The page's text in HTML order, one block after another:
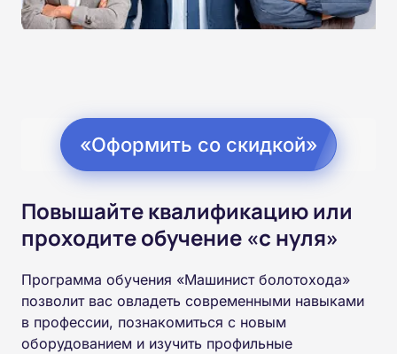
«Оформить со скидкой»
Повышайте квалификацию или
проходите обучение «с нуля»
Программа обучения «Машинист болотохода»
позволит вас овладеть современными навыками
в профессии, познакомиться с новым
оборудованием и изучить профильные